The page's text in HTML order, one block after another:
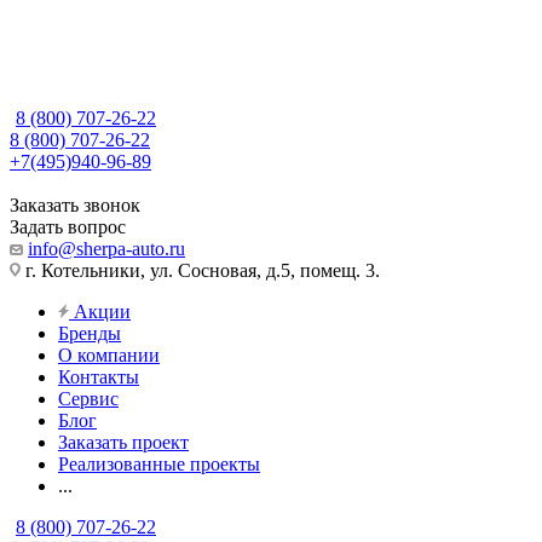
8 (800) 707-26-22
8 (800) 707-26-22
+7(495)940-96-89
Заказать звонок
Задать вопрос
info@sherpa-auto.ru
г. Котельники, ул. Сосновая, д.5, помещ. 3.
Акции
Бренды
О компании
Контакты
Сервис
Блог
Заказать проект
Реализованные проекты
...
8 (800) 707-26-22